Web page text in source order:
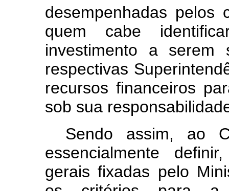
desempenhadas pelos
quem cabe
investimento a serem
respectivas
recursos financeiros
sob sua
Sendo assim, ao
essencialmente
gerais fixadas pelo